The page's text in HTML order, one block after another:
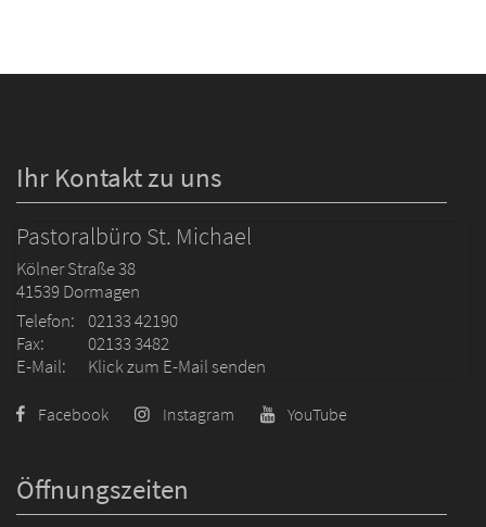
Öffnungszeiten
Ihr Kontakt zu uns
Pastoralbüro St. Michael
Kölner Straße 38
41539Dormagen
Telefon: 02133 42190
Fax:
02133 3482
E-Mail:
Klick zum E-Mail senden
Facebook Instagram YouTube